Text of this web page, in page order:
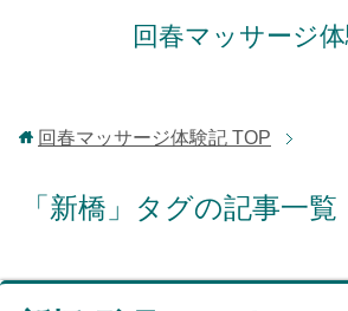
回春マッサージ
回春マッサージ体験記 TOP
「新橋」タグの記事一覧